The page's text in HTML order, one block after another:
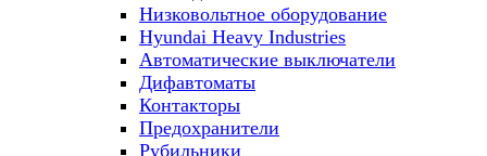
Низковольтное оборудование
Hyundai Heavy Industries
Автоматические выключатели
Дифавтоматы
Контакторы
Предохранители
Рубильники